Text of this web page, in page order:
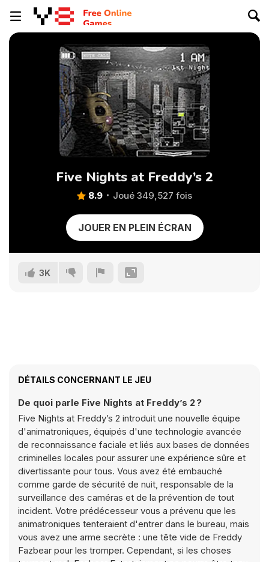
Five Nights at Freddy’s 2
8.9 Joué 349,527 fois
JOUER EN PLEIN ÉCRAN
3K
DÉTAILS CONCERNANT LE JEU
De quoi parle Five Nights at Freddy’s 2 ?
Five Nights at Freddy’s 2 introduit une nouvelle équipe
d'animatroniques, équipés d'une technologie avancée
de reconnaissance faciale et liés aux bases de données
criminelles locales pour assurer une expérience sûre et
divertissante pour tous. Vous avez été embauché
comme garde de sécurité de nuit, responsable de la
surveillance des caméras et de la prévention de tout
incident. Votre prédécesseur vous a prévenu que les
animatroniques tenteraient d'entrer dans le bureau, mais
vous avez une arme secrète : une tête vide de Freddy
Fazbear pour les tromper. Cependant, si les choses